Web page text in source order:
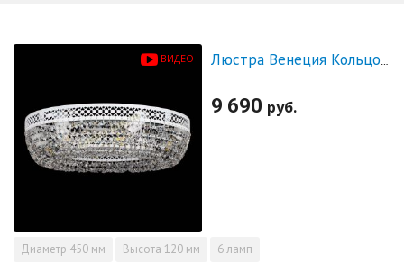
ВИДЕО Люстра Венеция Кольцо №6 белая
9 690 руб.
Диаметр 450 мм Высота 120 мм 6 ламп